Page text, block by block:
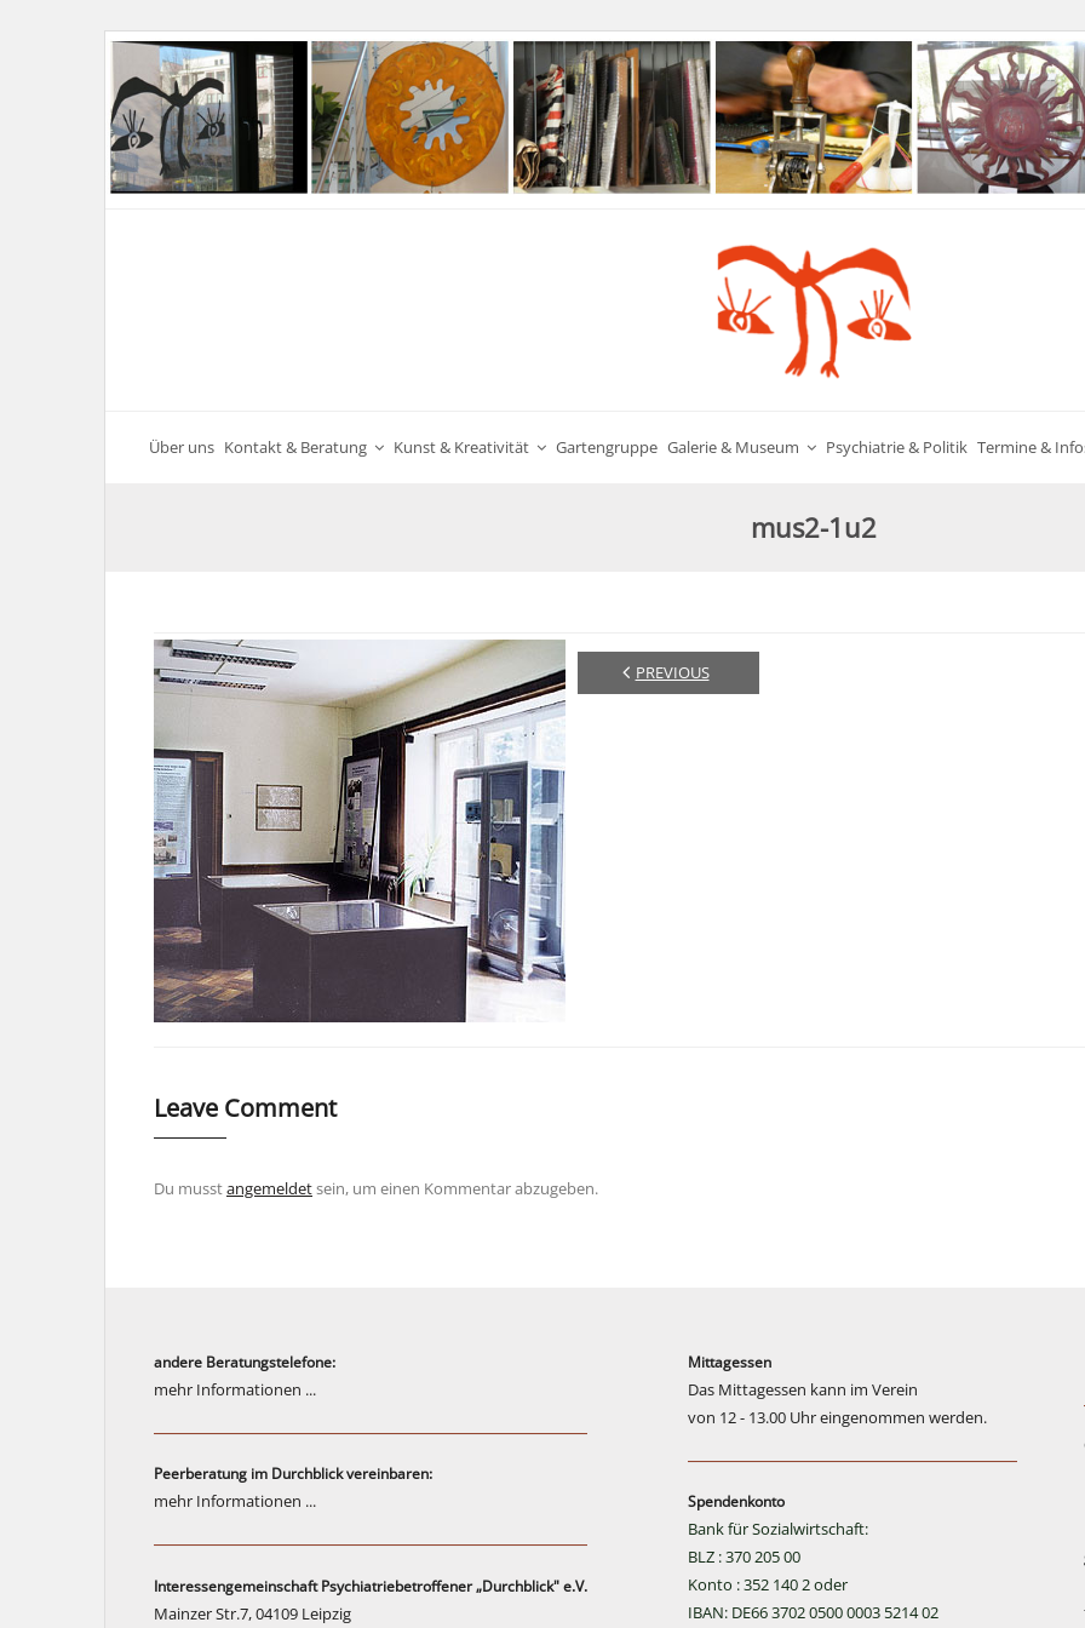
Über uns Kontakt & Beratung Kunst & Kreativität Gartengruppe Galerie & Museum Psychiatrie & Politik Termine &
mus2-1u2
PREVIOUS
Leave Comment
Du musstangemeldetsein, um einen Kommentar abzugeben.
andere Beratungstelefone:
mehr Informationen ...
Peerberatung im Durchblick vereinbaren:
mehr Informationen ...
Interessengemeinschaft Psychiatriebetroffener „Durchblick" e.V.
Mainzer Str.7, 04109 Leipzig
Mittagessen
Das Mittagessen kann im Verein
von 12 - 13.00 Uhr eingenommen werden.
Spendenkonto
Bank für Sozialwirtschaft:
BLZ : 370 205 00
Konto : 352 140 2 oder
IBAN: DE66 3702 0500 0003 5214 02